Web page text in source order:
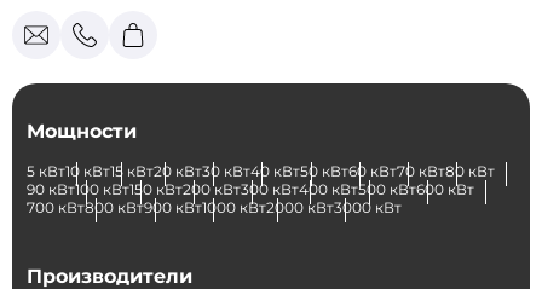
Мощности
5 кВт10 кВт15 кВт20 кВт30 кВт40 кВт50 кВт60 кВт70 кВт80 кВт
90 кВт100 кВт150 кВт200 кВт300 кВт400 кВт500 кВт600 кВт
700 кВт800 кВт900 кВт1000 кВт2000 кВт3000 кВт
Производители